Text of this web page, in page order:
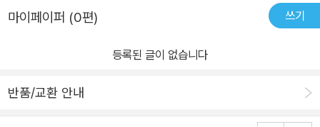
마이페이퍼 (0편) 쓰기
등록된 글이 없습니다
반품/교환 안내